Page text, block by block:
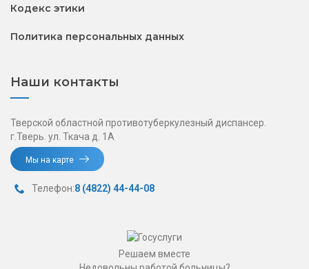
Кодекс этики
Политика персональных данных
Наши контакты
Тверской областной противотуберкулезный диспансер.
г.Тверь. ул. Ткача д. 1А
Мы на карте
Телефон:8 (4822) 44-44-08
Решаем вместе